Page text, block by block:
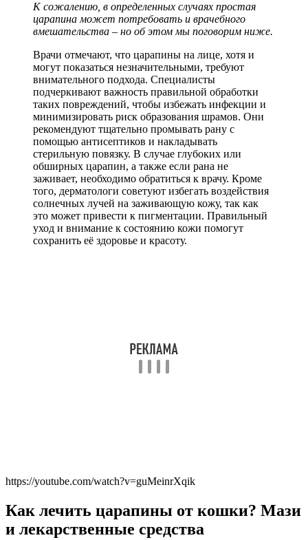
К сожалению, в определенных случаях простая
царапина может потребовать и врачебного
вмешательства – но об этом мы поговорим ниже.
Врачи отмечают, что царапины на лице, хотя и
могут показаться незначительными, требуют
внимательного подхода. Специалисты
подчеркивают важность правильной обработки
таких повреждений, чтобы избежать инфекции и
минимизировать риск образования шрамов. Они
рекомендуют тщательно промывать рану с
помощью антисептиков и накладывать
стерильную повязку. В случае глубоких или
обширных царапин, а также если рана не
заживает, необходимо обратиться к врачу. Кроме
того, дерматологи советуют избегать воздействия
солнечных лучей на заживающую кожу, так как
это может привести к пигментации. Правильный
уход и внимание к состоянию кожи помогут
сохранить её здоровье и красоту.
https://youtube.com/watch?v=guMeinrXqik
Как лечить царапины от кошки? Мази
и лекарственные средства